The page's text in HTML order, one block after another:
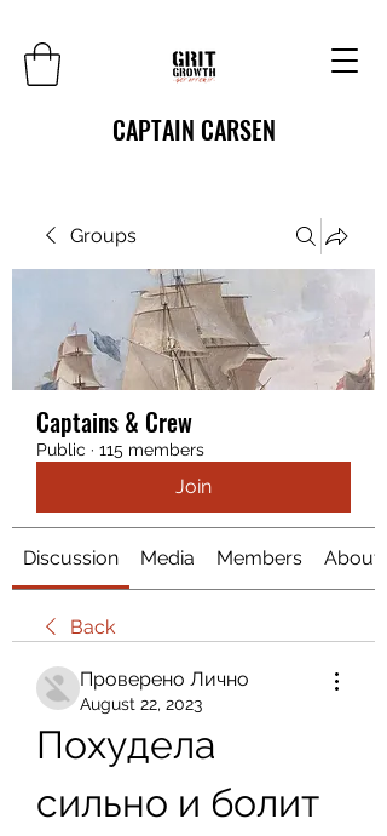
CAPTAIN CARSEN
Groups
Captains & Crew
Public · 115 members
Join
Discussion Media Members About
Back
Проверено Лично
August 22, 2023
Похудела
сильно и болит